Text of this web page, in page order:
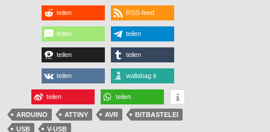
teilen RSS-feed
teilen teilen
teilen teilen
teilen wallabag it
teilen teilen
ARDUINO ATTINY AVR
BITBASTELEI
USB
V-USB